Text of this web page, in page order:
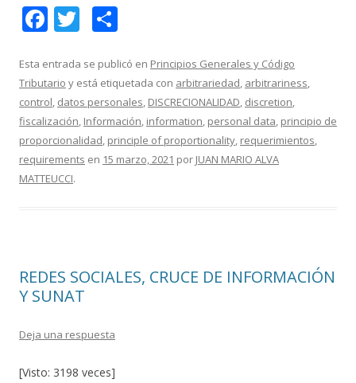
F
ac
e
b
o
o
k
T
w
itt
er
m
p
ar
ti
r
Esta entrada se publicó en Principios Generales y Código
Tributario y está etiquetada con arbitrariedad arbitrariness
control datos personales DISCRECIONALIDAD discretion
fiscalización Información information personal data principio de
proporcionalidad principle of proportionality requerimientos
requirements en 15 marzo, 2021 por JUAN MARIO ALVA
MATTEUCCI.
REDES SOCIALES, CRUCE DE INFORMACIÓN
Y SUNAT
Deja una respuesta
[Visto: 3198 veces]